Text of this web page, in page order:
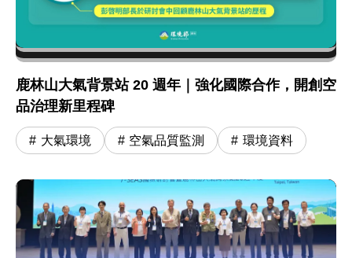
鹿林山大氣背景站 20 週年｜強化國際合作，開創空
品治理新里程碑
大氣環境 空氣品質監測 環境資料